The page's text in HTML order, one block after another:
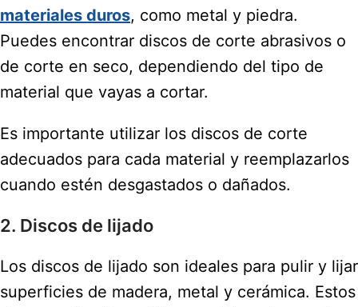
materiales duros, como metal y piedra.
Puedes encontrar discos de corte abrasivos o
de corte en seco, dependiendo del tipo de
material que vayas a cortar.
Es importante utilizar los discos de corte
adecuados para cada material y reemplazarlos
cuando estén desgastados o dañados.
2. Discos de lijado
Los discos de lijado son ideales para pulir y lijar
superficies de madera, metal y cerámica. Estos